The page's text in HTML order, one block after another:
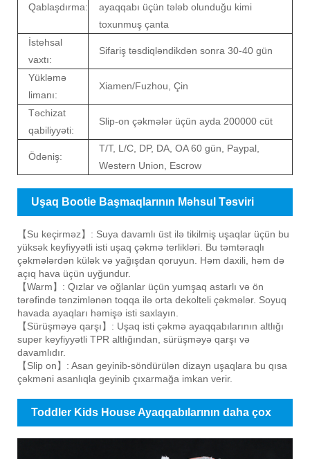
Qablaşdırma:
ayaqqabı üçün tələb olunduğu kimi
toxunmuş çanta
İstehsal
vaxtı:
Sifariş təsdiqləndikdən sonra 30-40 gün
Yükləmə
limanı:
Xiamen/Fuzhou, Çin
Təchizat
qabiliyyəti:
Slip-on çəkmələr üçün ayda 200000 cüt
Ödəniş:
T/T, L/C, DP, DA, OA 60 gün, Paypal,
Western Union, Escrow
Uşaq Bootie Başmaqlarının Məhsul Təsviri
【Su keçirməz】: Suya davamlı üst ilə tikilmiş uşaqlar üçün bu
yüksək keyfiyyətli isti uşaq çəkmə terlikləri. Bu təmtəraqlı
çəkmələrdən külək və yağışdan qoruyun. Həm daxili, həm də
açıq hava üçün uyğundur.
【Warm】: Qızlar və oğlanlar üçün yumşaq astarlı və ön
tərəfində tənzimlənən toqqa ilə orta dekolteli çəkmələr. Soyuq
havada ayaqları həmişə isti saxlayın.
【Sürüşməyə qarşı】: Uşaq isti çəkmə ayaqqabılarının altlığı
super keyfiyyətli TPR altlığından, sürüşməyə qarşı və
davamlıdır.
【Slip on】: Asan geyinib-söndürülən dizayn uşaqlara bu qısa
çəkməni asanlıqla geyinib çıxarmağa imkan verir.
Toddler Kids House Ayaqqabılarının daha çox
şəkilləri